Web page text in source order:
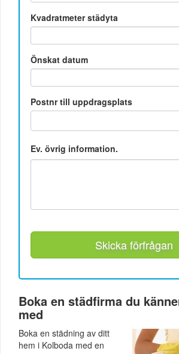
Kvadratmeter städyta
Önskat datum
Postnr till uppdragsplats
Ev. övrig information.
Skicka förfrågan
Boka en städfirma du
med
Boka en städning av ditt
hem i Kolboda med en